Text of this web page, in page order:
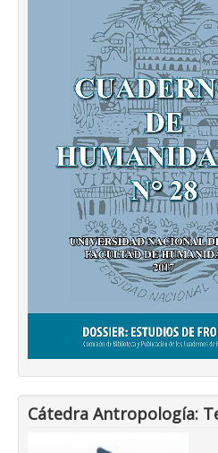
Cátedra Antropología: